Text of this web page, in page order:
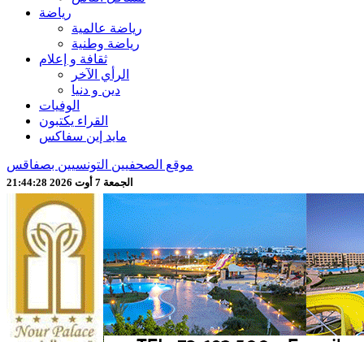
رياضة
رياضة عالمية
رياضة وطنية
ثقافة و إعلام
الرأي الآخر
دين و دنيا
الوفيات
القراء يكتبون
مايد إين سفاكس
موقع الصحفيين التونسيين بصفاقس
الجمعة 7 أوت 2026 21:44:30